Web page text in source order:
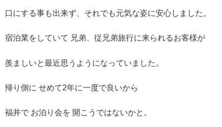
口にする事も出来ず、それでも元気な姿に安心しました。
宿泊業をしていて 兄弟、従兄弟旅行に来られるお客様が
羨ましいと最近思うようになっていました。
帰り側に せめて2年に一度で良いから
福井で お泊り会を 開こうではないかと。